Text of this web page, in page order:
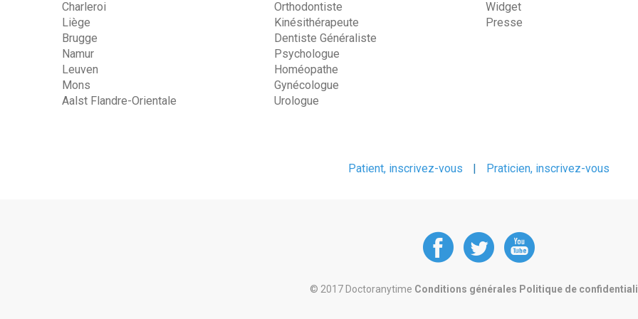
Charleroi
Liège
Brugge
Namur
Leuven
Mons
Aalst Flandre-Orientale
Orthodontiste
Kinésithérapeute
Dentiste Généraliste
Psychologue
Homéopathe
Gynécologue
Urologue
Widget
Presse
Patient, inscrivez-vous Praticien, inscrivez-vous
DoctorAnyTime
at at at
© 2017 Doctoranytime Conditions générales Politique de